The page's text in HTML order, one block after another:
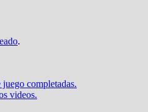
.
completadas.
videos.